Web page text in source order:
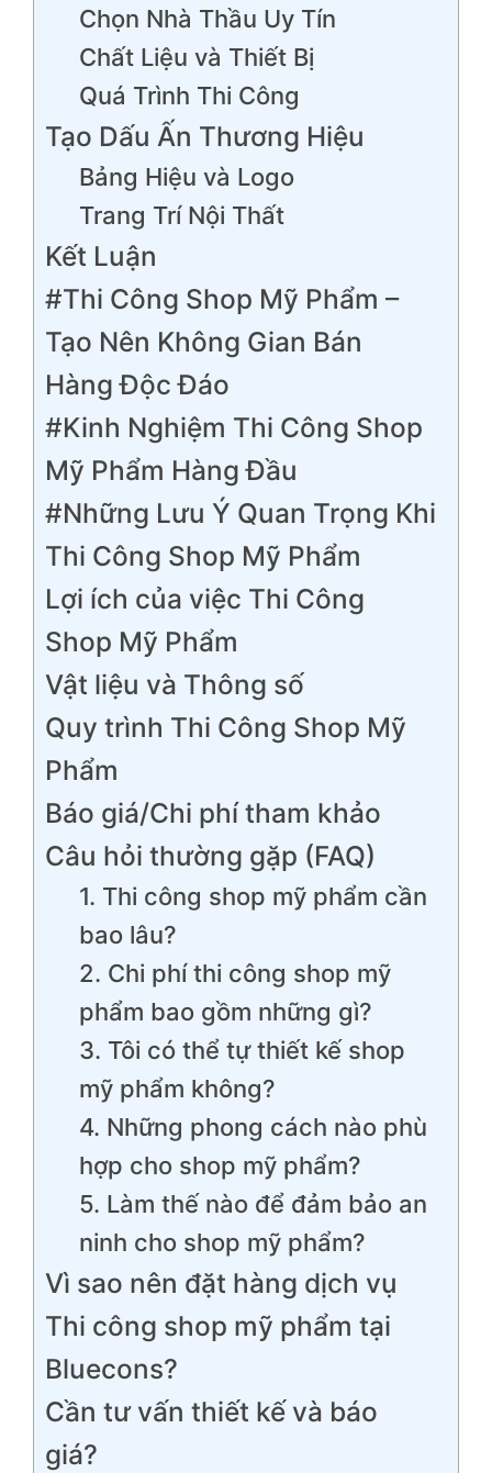
Chọn Nhà Thầu Uy Tín
Chất Liệu và Thiết Bị
Quá Trình Thi Công
Tạo Dấu Ấn Thương Hiệu
Bảng Hiệu và Logo
Trang Trí Nội Thất
Kết Luận
#Thi Công Shop Mỹ Phẩm –
Tạo Nên Không Gian Bán
Hàng Độc Đáo
#Kinh Nghiệm Thi Công Shop
Mỹ Phẩm Hàng Đầu
#Những Lưu Ý Quan Trọng Khi
Thi Công Shop Mỹ Phẩm
Lợi ích của việc Thi Công
Shop Mỹ Phẩm
Vật liệu và Thông số
Quy trình Thi Công Shop Mỹ
Phẩm
Báo giá/Chi phí tham khảo
Câu hỏi thường gặp (FAQ)
1. Thi công shop mỹ phẩm cần
bao lâu?
2. Chi phí thi công shop mỹ
phẩm bao gồm những gì?
3. Tôi có thể tự thiết kế shop
mỹ phẩm không?
4. Những phong cách nào phù
hợp cho shop mỹ phẩm?
5. Làm thế nào để đảm bảo an
ninh cho shop mỹ phẩm?
Vì sao nên đặt hàng dịch vụ
Thi công shop mỹ phẩm tại
Bluecons?
Cần tư vấn thiết kế và báo
giá?